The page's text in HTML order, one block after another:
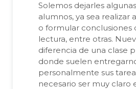
Solemos dejarles
alumnos, ya sea realizar
o formular conclusiones
lectura, entre otras.
diferencia de una clase
donde suelen
personalmente sus
necesario ser muy claro